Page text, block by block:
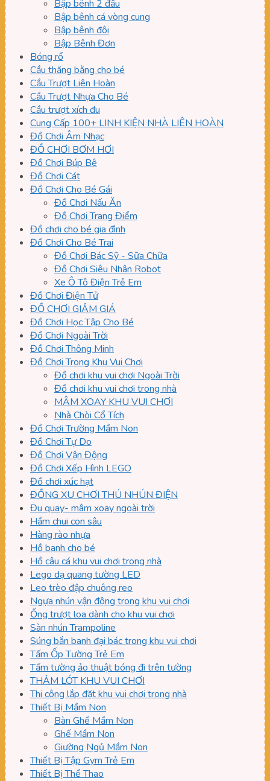
Bập bênh 2 đầu
Bập bênh cá vòng cung
Bập bênh đôi
Bập Bênh Đơn
Bóng rổ
Cầu thăng bằng cho bé
Cầu Trượt Liên Hoàn
Cầu Trượt Nhựa Cho Bé
Cầu trượt xích đu
Cung Cấp 100+ LINH KIỆN NHÀ LIÊN HOÀN
Đồ Chơi Âm Nhạc
ĐỒ CHƠI BƠM HƠI
Đồ Chơi Búp Bê
Đồ Chơi Cát
Đồ Chơi Cho Bé Gái
Đồ Chơi Nấu Ăn
Đồ Chơi Trang Điểm
Đồ chơi cho bé gia đình
Đồ Chơi Cho Bé Trai
Đồ Chơi Bác Sỹ - Sữa Chữa
Đồ Chơi Siêu Nhân Robot
Xe Ô Tô Điện Trẻ Em
Đồ Chơi Điện Tử
ĐỒ CHƠI GIẢM GIÁ
Đồ Chơi Học Tập Cho Bé
Đồ Chơi Ngoài Trời
Đồ Chơi Thông Minh
Đồ Chơi Trong Khu Vui Chơi
Đồ chơi khu vui chơi Ngoài Trời
Đồ chơi khu vui chơi trong nhà
MÂM XOAY KHU VUI CHƠI
Nhà Chòi Cổ Tích
Đồ Chơi Trường Mầm Non
Đồ Chơi Tự Do
Đồ Chơi Vận Động
Đồ Chơi Xếp Hình LEGO
Đồ chơi xúc hạt
ĐỒNG XU CHƠI THÚ NHÚN ĐIỆN
Đu quay- mâm xoay ngoài trời
Hầm chui con sâu
Hàng rào nhựa
Hồ banh cho bé
Hồ câu cá khu vui chơi trong nhà
Lego dạ quang tường LED
Leo trèo đập chuông reo
Ngựa nhún vận động trong khu vui chơi
Ống trượt loa dành cho khu vui chơi
Sàn nhún Trampoline
Súng bắn banh đại bác trong khu vui chơi
Tấm Ốp Tường Trẻ Em
Tấm tường ảo thuật bóng đi trên tường
THẢM LÓT KHU VUI CHƠI
Thi công lắp đặt khu vui chơi trong nhà
Thiết Bị Mầm Non
Bàn Ghế Mầm Non
Ghế Mầm Non
Giường Ngủ Mầm Non
Thiết Bị Tập Gym Trẻ Em
Thiết Bị Thể Thao